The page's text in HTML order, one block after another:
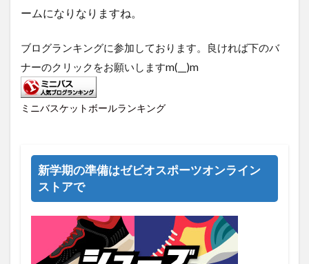
ームになりなりますね。
ブログランキングに参加しております。良ければ下のバ
ナーのクリックをお願いしますm(__)m
ミニバスケットボールランキング
新学期の準備はゼビオスポーツオンライン
ストアで